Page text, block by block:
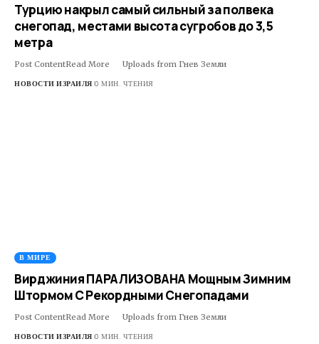
Турцию накрыл самый сильный за полвека
снегопад, местами высота сугробов до 3,5
метра
Post ContentRead More ​ ​ ​Uploads from Гнев Земли
НОВОСТИ ИЗРАИЛЯ 0 МИН. ЧТЕНИЯ
В МИРЕ
Вирджиния ПАРАЛИЗОВАНА Мощным Зимним
Штормом С Рекордными Снегопадами
Post ContentRead More ​ ​ ​Uploads from Гнев Земли
НОВОСТИ ИЗРАИЛЯ 0 МИН. ЧТЕНИЯ